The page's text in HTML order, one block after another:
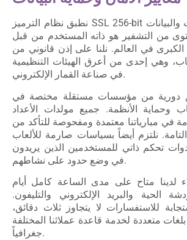
نطبق نظام الترميز SSL 256-bit على جميع العمليات والبيانات
من التشفير هو ذاته المستخدم من قبل
الكبرى في العالم. نلنا على إذن قانوني من
وهي إحدى من أعرق الهيئات التنظيمية
في صناعة القمار الإلكتروني.
دورية من مؤسسات مستقلة مختصة في
وحماية الأنظمة. جميع مولدات الأعداد
في مبارياتنا معتمدة ومفحوصة للتأكد من
التامة. نلتزم أيضاً بسياسات صارمة للألعاب
تحكم ذاتي للمستخدمين الذين يريدون
في وضع حدود على نشاطهم.
لدينا متاح على مدى الساعة كامل أيام
الحية والبريد الإلكتروني والتليفون.
للاستفسارات لا يتجاوز ثلاث دقائق،
متعددة لخدمة قاعدة عملائنا المختلفة
جغرافياً.